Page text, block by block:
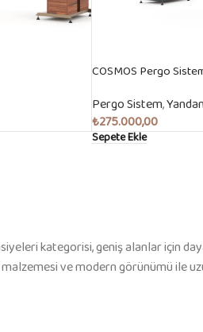
COSMOS Pergo
Pergo Sistem,
₺275.000,00
Sepete Ekle
kategorisi, geniş alanlar için
ve modern görünümü ile